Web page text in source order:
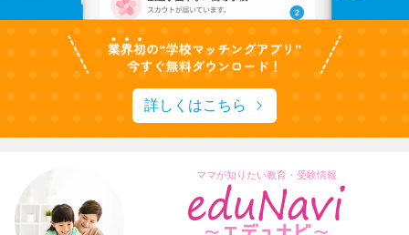
詳しくはこちら
ママが知りたい教育・受験情報